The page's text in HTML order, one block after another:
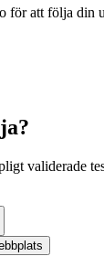
för att följa din
validerade